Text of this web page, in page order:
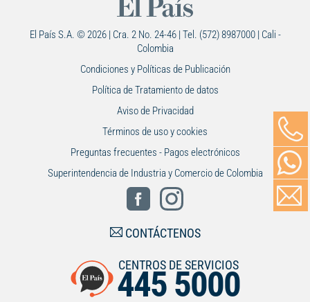
El País S.A. © 2026 | Cra. 2 No. 24-46 | Tel. (572) 8987000 | Cali -
Colombia
Condiciones y Políticas de Publicación
Política de Tratamiento de datos
Aviso de Privacidad
Términos de uso y cookies
Preguntas frecuentes - Pagos electrónicos
Superintendencia de Industria y Comercio de Colombia
CONTÁCTENOS
CENTROS DE SERVICIOS
445 5000